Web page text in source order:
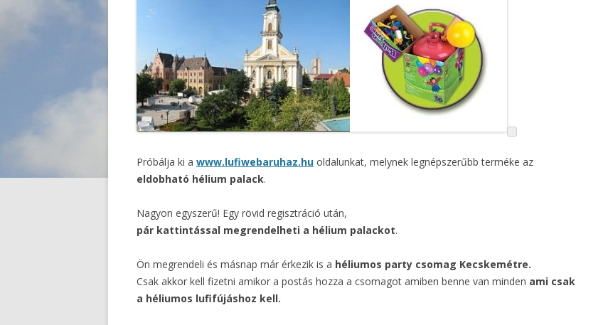
Próbálja ki a www.lufiwebaruhaz.hu oldalunkat, melynek legnépszerűbb terméke az
eldobható hélium palack.
Nagyon egyszerű! Egy rövid regisztráció után,
pár kattintással megrendelheti a hélium palackot.
Ön megrendeli és másnap már érkezik is a héliumos party csomag Kecskemétre.
Csak akkor kell fizetni amikor a postás hozza a csomagot amiben benne van minden ami csak
a héliumos lufifújáshoz kell.